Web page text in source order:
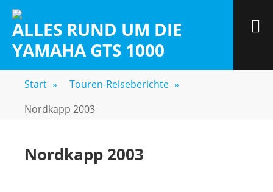
Zum
Inhalt
springen
ALLES RUND UM DIE
YAMAHA GTS 1000
Start » Touren-Reiseberichte »
Nordkapp 2003
Nordkapp 2003